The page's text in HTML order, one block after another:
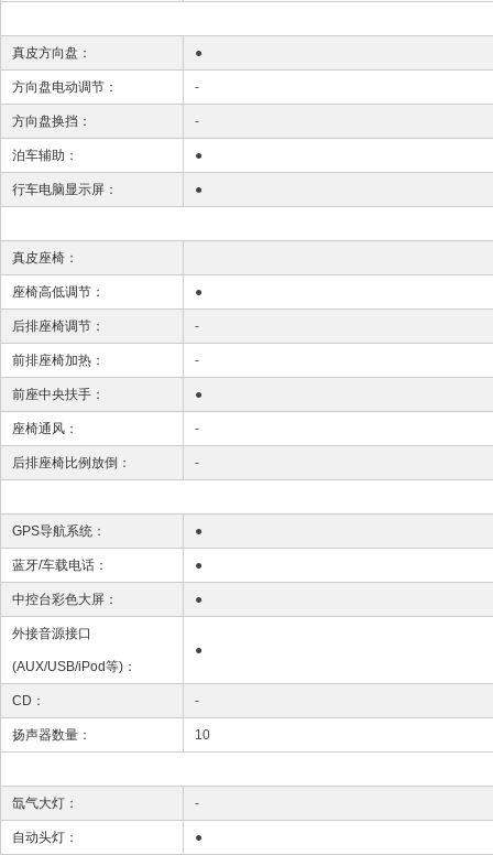
真皮方向盘： ●
方向盘电动调节： -
方向盘换挡： -
泊车辅助： ●
行车电脑显示屏： ●
真皮座椅：
座椅高低调节： ●
后排座椅调节： -
前排座椅加热： -
前座中央扶手： ●
座椅通风： -
后排座椅比例放倒： -
GPS导航系统： ●
蓝牙/车载电话： ●
中控台彩色大屏： ●
外接音源接口
(AUX/USB/iPod等)：
●
CD： -
扬声器数量： 10
氙气大灯： -
自动头灯： ●